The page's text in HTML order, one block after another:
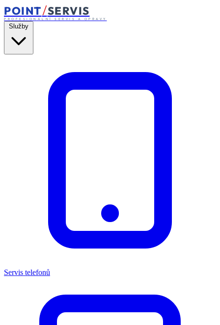
POINT/SERVIS
PROFESIONÁLNÍ SERVIS A OPRAVY
Služby
Servis telefonů